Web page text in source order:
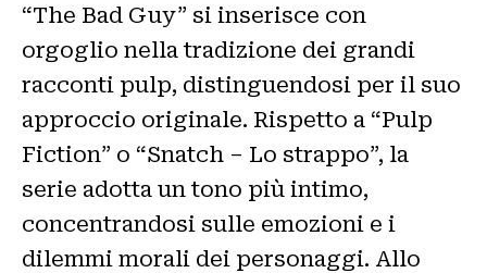
“The Bad Guy” si inserisce con
orgoglio nella tradizione dei grandi
racconti pulp, distinguendosi per il suo
approccio originale. Rispetto a “Pulp
Fiction” o “Snatch – Lo strappo”, la
serie adotta un tono più intimo,
concentrandosi sulle emozioni e i
dilemmi morali dei personaggi. Allo